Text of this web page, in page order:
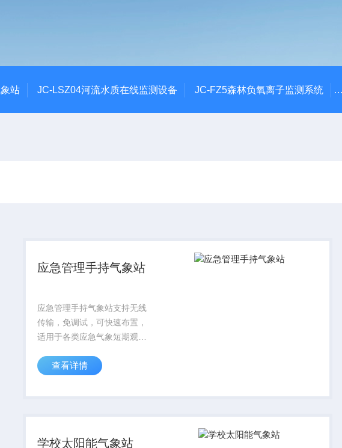
站 JC-LSZ04河流水质在线监测设备 JC-FZ5森林负氧离子监测系统
应急管理手持气象站
应急管理手持气象站支持无线
传输，免调试，可快速布置，
适用于各类应急气象短期观
的获取。广泛运用于气象、农
口、科学考察、校园教育等领
查看详情
学校太阳能气象站